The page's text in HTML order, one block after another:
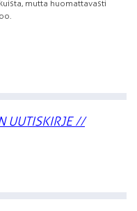
mutta huomattavasti
UUTISKIRJE //